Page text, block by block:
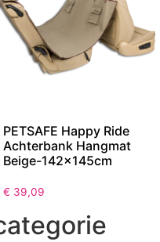
PETSAFE Happy Ride
Achterbank Hangmat
Beige-142x145cm
€ 39,09